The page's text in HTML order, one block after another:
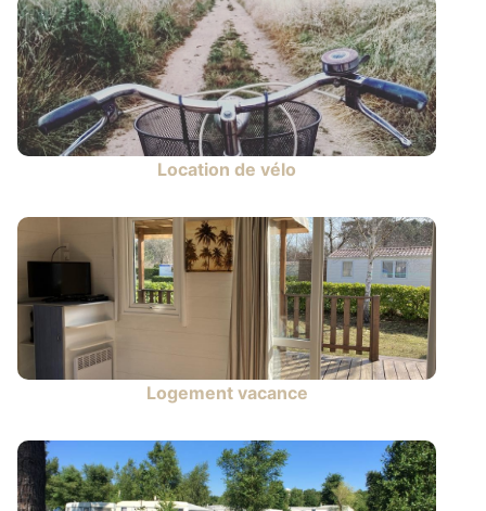
Location de vélo
Logement vacance